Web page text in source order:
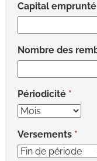
Capital emprunté
Nombre des
Périodicité
Versements